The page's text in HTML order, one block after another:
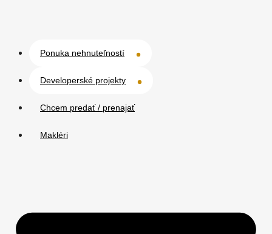
Ponuka nehnuteľností
Developerské projekty
Chcem predať / prenajať
Makléri